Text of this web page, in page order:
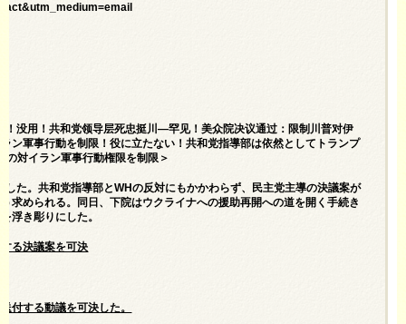
没用！共和党领导层死忠挺川—罕见！美众院决议通过：限制川普对伊
ン軍事行動を制限！役に立たない！共和党指導部は依然としてトランプ
対イラン軍事行動権限を制限＞
た。共和党指導部とWHの反対にもかかわらず、民主党主導の決議案が
求められる。同日、下院はウクライナへの援助再開への道を開く手続き
浮き彫りにした。
る決議案を可決
付する動議を可決した。